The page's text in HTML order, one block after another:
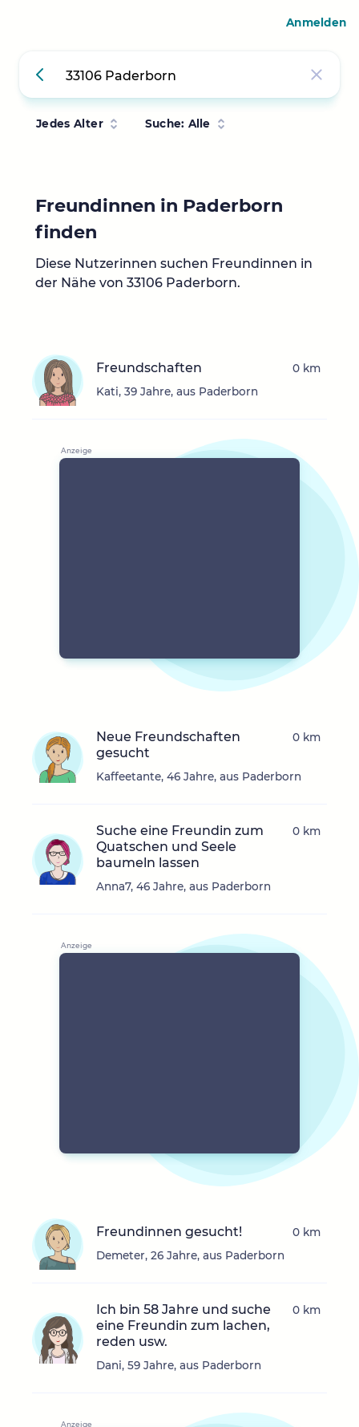
Jedes Alter Suche: Alle
Freundinnen in Paderborn
finden
Diese Nutzerinnen suchen Freundinnen in
der Nähe von 33106 Paderborn.
Freundschaften
Kati, 39 Jahre, aus Paderborn
0 km
Neue Freundschaften
gesucht
Kaffeetante, 46 Jahre, aus Paderborn
0 km
Suche eine Freundin zum
Quatschen und Seele
baumeln lassen
Anna7, 46 Jahre, aus Paderborn
0 km
Freundinnen gesucht!
Demeter, 26 Jahre, aus Paderborn
0 km
Ich bin 58 Jahre und suche
eine Freundin zum lachen,
reden usw.
Dani, 59 Jahre, aus Paderborn
0 km
Anmelden